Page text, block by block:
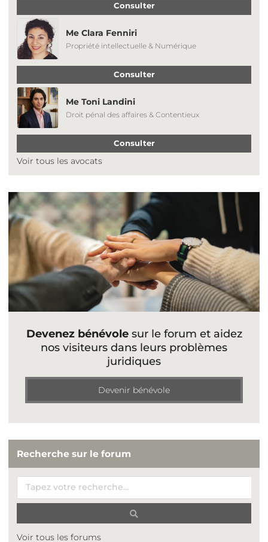
Consulter
Me Clara Fenniri
Propriété intellectuelle & Numérique
Consulter
Me Toni Landini
Droit pénal des affaires & Contentieux
Consulter
Voir tous les avocats
Devenez bénévolesur le forum et aidez
nos visiteurs dans leurs problèmes
juridiques
Devenir bénévole
Recherche sur le forum
Voir tous les forums